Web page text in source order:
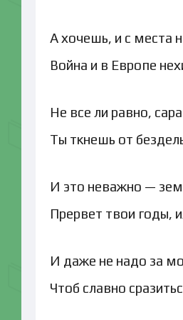
А хочешь, и с места
Война и в Европе
Не все ли равно,
Ты ткнешь от
И это неважно —
Прервет твои годы,
И даже не надо за
Чтоб славно